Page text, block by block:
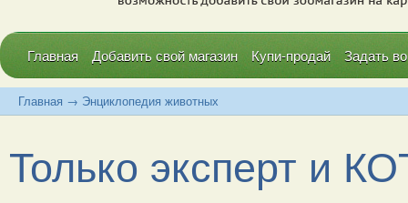
Главная Добавить свой магазин Купи-продай Задать
Главная → Энциклопедия животных
Только эксперт и